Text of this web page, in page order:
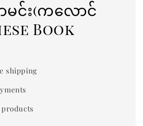
မင်း(ကလောင်
Book
shipping